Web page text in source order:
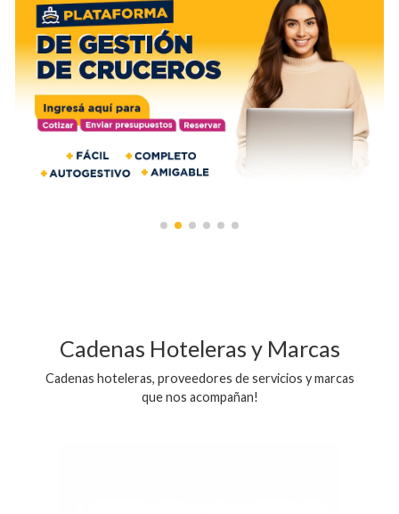
Cadenas Hoteleras y Marcas
Cadenas hoteleras, proveedores de servicios y marcas
que nos acompañan!